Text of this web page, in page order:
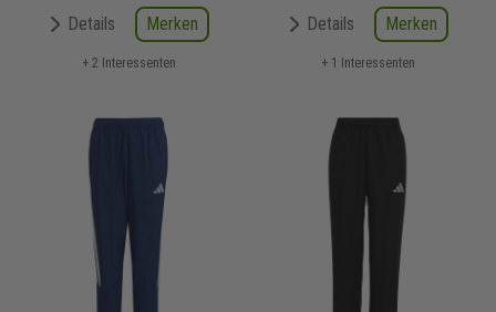
Details Merken
+ 2 Interessenten
Details Merken
+ 1 Interessenten